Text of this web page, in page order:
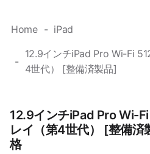
Home iPad
12.9インチiPad Pro Wi-Fi
4世代） [整備済製品]
12.9インチiPad Pro Wi-
レイ（第4世代） [整備済
格